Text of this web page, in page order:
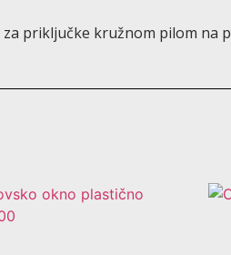
priključke kružnom pilom na